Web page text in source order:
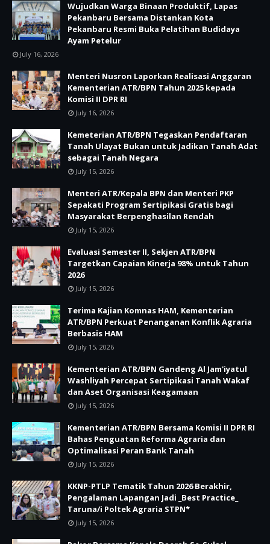
Wujudkan Warga Binaan Produktif, Lapas
Pekanbaru Bersama Distankan Kota
Pekanbaru Resmi Buka Pelatihan Budidaya
Ayam Petelur
July 16, 2026
Menteri Nusron Laporkan Realisasi Anggaran
Kementerian ATR/BPN Tahun 2025 kepada
Komisi II DPR RI
July 16, 2026
Kemeterian ATR/BPN Tegaskan Pendaftaran
Tanah Ulayat Bukan untuk Jadikan Tanah Adat
sebagai Tanah Negara
July 15, 2026
Menteri ATR/Kepala BPN dan Menteri PKP
Sepakati Program Sertipikasi Gratis bagi
Masyarakat Berpenghasilan Rendah
July 15, 2026
Evaluasi Semester II, Sekjen ATR/BPN
Targetkan Capaian Kinerja 98% untuk Tahun
2026
July 15, 2026
Terima Kajian Komnas HAM, Kementerian
ATR/BPN Perkuat Penanganan Konflik Agraria
Berbasis HAM
July 15, 2026
Kementerian ATR/BPN Gandeng Al Jam'iyatul
Washliyah Percepat Sertipikasi Tanah Wakaf
dan Aset Organisasi Keagamaan
July 15, 2026
Kementerian ATR/BPN Bersama Komisi II DPR RI
Bahas Penguatan Reforma Agraria dan
Optimalisasi Peran Bank Tanah
July 15, 2026
KKNP-PTLP Tematik Tahun 2026 Berakhir,
Pengalaman Lapangan Jadi _Best Practice_
Taruna/i Poltek Agraria STPN*
July 15, 2026